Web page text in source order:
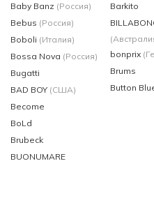
Baby Banz (Россия)
Bebus (Россия)
Boboli (Италия)
Bossa Nova (Россия)
Bugatti
BAD BOY (США)
Become
BoLd
Brubeck
BUONUMARE
Barkito
bonprix
Brums
Button